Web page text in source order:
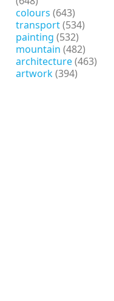
colours (643)
transport(534)
painting (532)
mountain (482)
architecture(463)
artwork(394)